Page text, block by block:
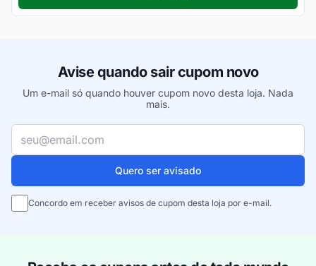
Avise quando sair cupom novo
Um e-mail só quando houver cupom novo desta loja. Nada
mais.
Quero ser avisado
Concordo em receber avisos de cupom desta loja por e-mail.